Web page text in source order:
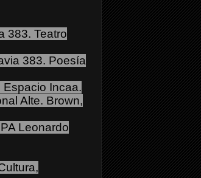
383. Teatro
383. Poesía
Espacio Incaa.
Alte. Brown,
Leonardo